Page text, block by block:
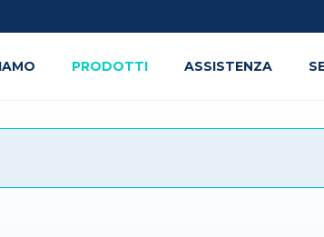
PRODOTTI ASSISTENZA